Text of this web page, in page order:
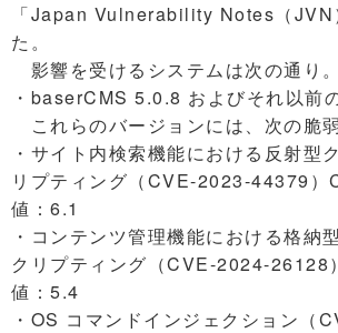
「Japan Vulnerability Notes（JVN
た。
影響を受けるシステムは次の通り。
・baserCMS 5.0.8 およびそれ以前
これらのバージョンには、次の脆
・サイト内検索機能における反射型
リプティング（CVE-2023-44379）
値：6.1
・コンテンツ管理機能における格納
クリプティング（CVE-2024-26128
値：5.4
・OS コマンドインジェクション（